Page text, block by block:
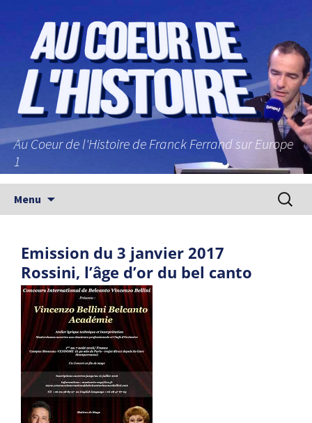
Au Coeur de l'Histoire de Franck Ferrand sur Europe
1
Menu
Emission du 3 janvier 2017
Rossini, l’âge d’or du bel canto